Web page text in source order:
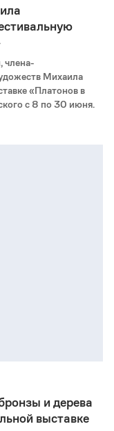
члена-
Михаила
«Платонов в
с 8 по 30 июня.
и дерева
выставке